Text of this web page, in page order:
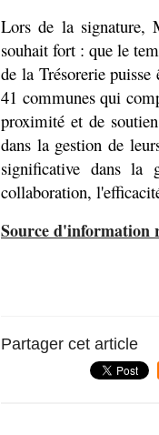
Lors de la signature,
souhait fort : que le
de la Trésorerie
41 communes qui
proximité et de
dans la gestion de
significative dans la
collaboration,
Source d'information
Partager cet article